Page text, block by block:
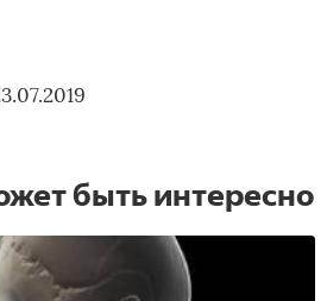
быть интересно